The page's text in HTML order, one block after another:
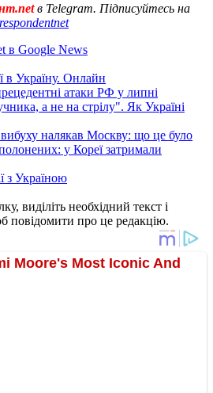
в Telegram. Підписуйтесь на
в Google News
в Україну. Онлайн
атаки РФ у липні
а не на стрілу". Як Україні
налякав Москву: що це було
у Кореї затримали
з Україною
виділіть необхідний текст і
повідомити про це редакцію.